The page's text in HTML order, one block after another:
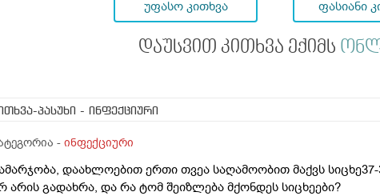
უფასო კითხვა ფასიანი
დაუსვით კითხვა ექიმს
პასუხი - ინფექციური
- ინფექციური
დაახლოებით ერთი თვეა საღამოობით მაქვს სიცხე37-
არის გადახრა, და რა ტომ შეიზლება მქონდეს სიცხეები?